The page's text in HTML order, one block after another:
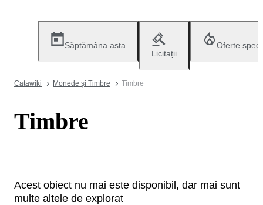
Săptămâna asta
Licitații
Oferte
Catawiki Monede și Timbre Timbre
Timbre
Acest obiect nu mai este disponibil, dar mai sunt
multe altele de explorat